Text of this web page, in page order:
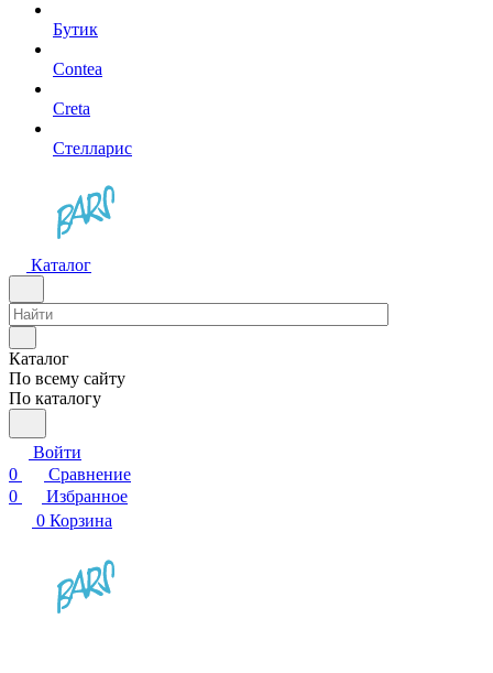
Бутик
Contea
Creta
Стелларис
Каталог
Каталог
По всему сайту
По каталогу
Войти
0
Сравнение
0
Избранное
0 Корзина